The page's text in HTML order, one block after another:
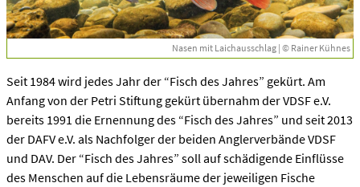
Nasen mit Laichausschlag | © Rainer Kühnes
Seit 1984 wird jedes Jahr der “Fisch des Jahres” gekürt. Am
Anfang von der Petri Stiftung gekürt übernahm der VDSF e.V.
bereits 1991 die Ernennung des “Fisch des Jahres” und seit 2013
der DAFV e.V. als Nachfolger der beiden Anglerverbände VDSF
und DAV. Der “Fisch des Jahres” soll auf schädigende Einflüsse
des Menschen auf die Lebensräume der jeweiligen Fische